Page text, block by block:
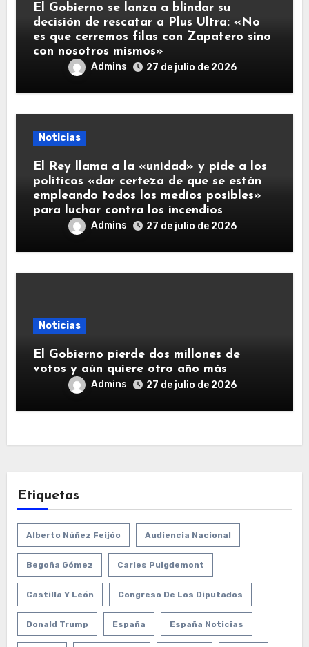
El Gobierno se lanza a blindar su
decisión de rescatar a Plus Ultra: «No
es que cerremos filas con Zapatero sino
con nosotros mismos»
Admins 27 de julio de 2026
Noticias
El Rey llama a la «unidad» y pide a los
políticos «dar certeza de que se están
empleando todos los medios posibles»
para luchar contra los incendios
Admins 27 de julio de 2026
Noticias
El Gobierno pierde dos millones de
votos y aún quiere otro año más
Admins 27 de julio de 2026
Etiquetas
Alberto Núñez Feijóo Audiencia Nacional
Begoña Gómez Carles Puigdemont
Castilla Y León Congreso De Los Diputados
Donald Trump España España Noticias